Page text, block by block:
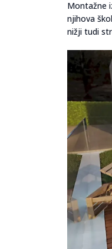
Montažne
njihova
nižji tudi